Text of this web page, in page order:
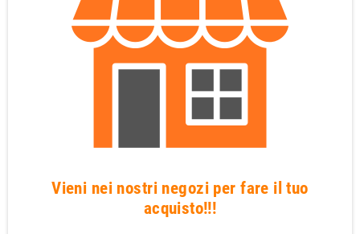
Vieni nei nostri negozi per fare il tuo
acquisto!!!